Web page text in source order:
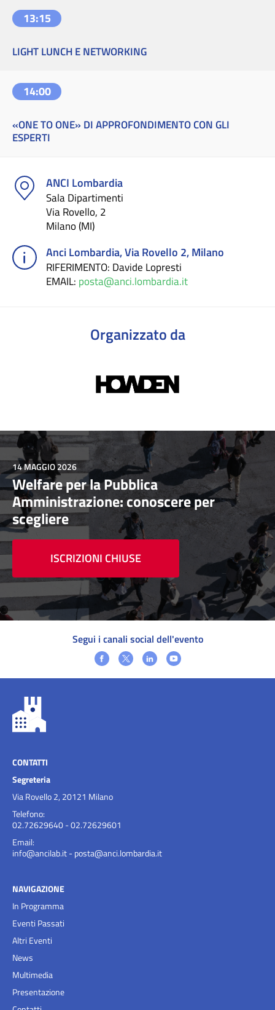
13:15
LIGHT LUNCH E NETWORKING
14:00
«ONE TO ONE» DI APPROFONDIMENTO CON GLI
ESPERTI
ANCI Lombardia
Sala Dipartimenti
Via Rovello, 2
Milano (MI)
Anci Lombardia, Via Rovello 2, Milano
RIFERIMENTO: Davide Lopresti
EMAIL: posta@anci.lombardia.it
Organizzato da
14 MAGGIO 2026
Welfare per la Pubblica
Amministrazione: conoscere per
scegliere
ISCRIZIONI CHIUSE
Segui i canali social dell'evento
CONTATTI
Segreteria
Via Rovello 2, 20121 Milano
Telefono:
02.72629640 - 02.72629601
Email:
info@ancilab.it- posta@anci.lombardia.it
NAVIGAZIONE
In Programma
Eventi Passati
Altri Eventi
News
Multimedia
Presentazione